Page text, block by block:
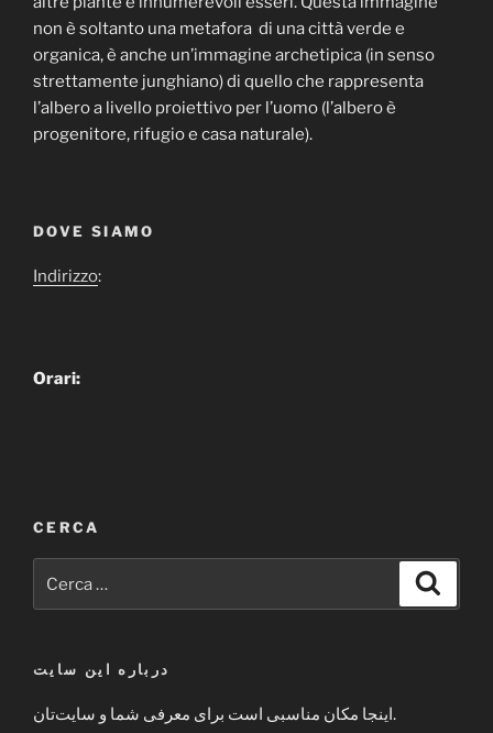
non è soltanto una metafora di una città verde e
organica, è anche un’immagine archetipica (in senso
strettamente junghiano) di quello che rappresenta
l’albero a livello proiettivo per l’uomo (l’albero è
progenitore, rifugio e casa naturale).
DOVE SIAMO
Indirizzo:
Orari:
CERCA
درباره این سایت
اینجا مکان مناسبی است برای معرفی شما و سایت‌تان.